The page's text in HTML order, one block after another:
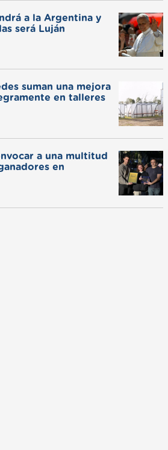
a la Argentina y
será Luján
suman una mejora
en talleres
a una multitud
en